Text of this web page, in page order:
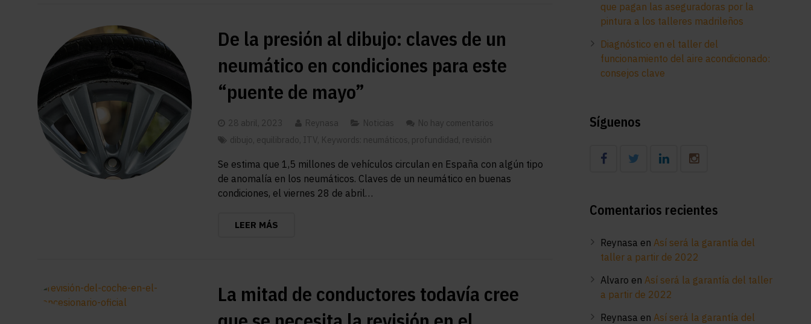
De la presión al dibujo: claves de un
neumático en condiciones para este
“puente de mayo”
28 abril, 2023 Reynasa Noticias
No hay comentarios
dibujo, equilibrado, ITV, Keywords: neumáticos, profundidad, revisión
Se estima que 1,5 millones de vehículos circulan en España con algún tipo
de anomalía en los neumáticos. Claves de un neumático en buenas
condiciones, el viernes 28 de abril…
LEER MÁS
La mitad de conductores todavía cree
que pagan las aseguradoras por la
pintura a los talleres madrileños
Diagnóstico en el taller del
funcionamiento del aire acondicionado:
consejos clave
Síguenos
Comentarios recientes
Reynasa en Así será la garantía del
taller a partir de 2022
Alvaro en Así será la garantía del taller
a partir de 2022
Reynasa en Así será la garantía del